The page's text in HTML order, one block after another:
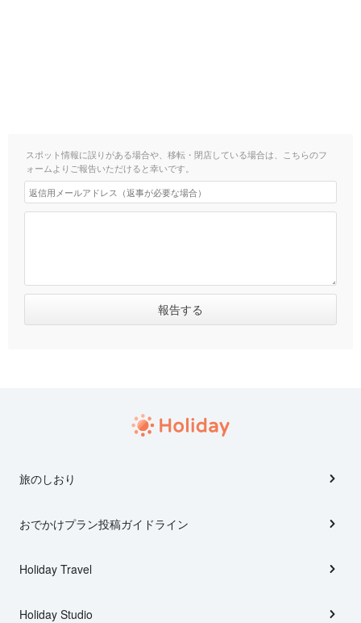
スポット情報に誤りがある場合や、移転・閉店している場合は、こちらのフ
ォームよりご報告いただけると幸いです。
旅のしおり
おでかけプラン投稿ガイドライン
Holiday Travel
Holiday Studio